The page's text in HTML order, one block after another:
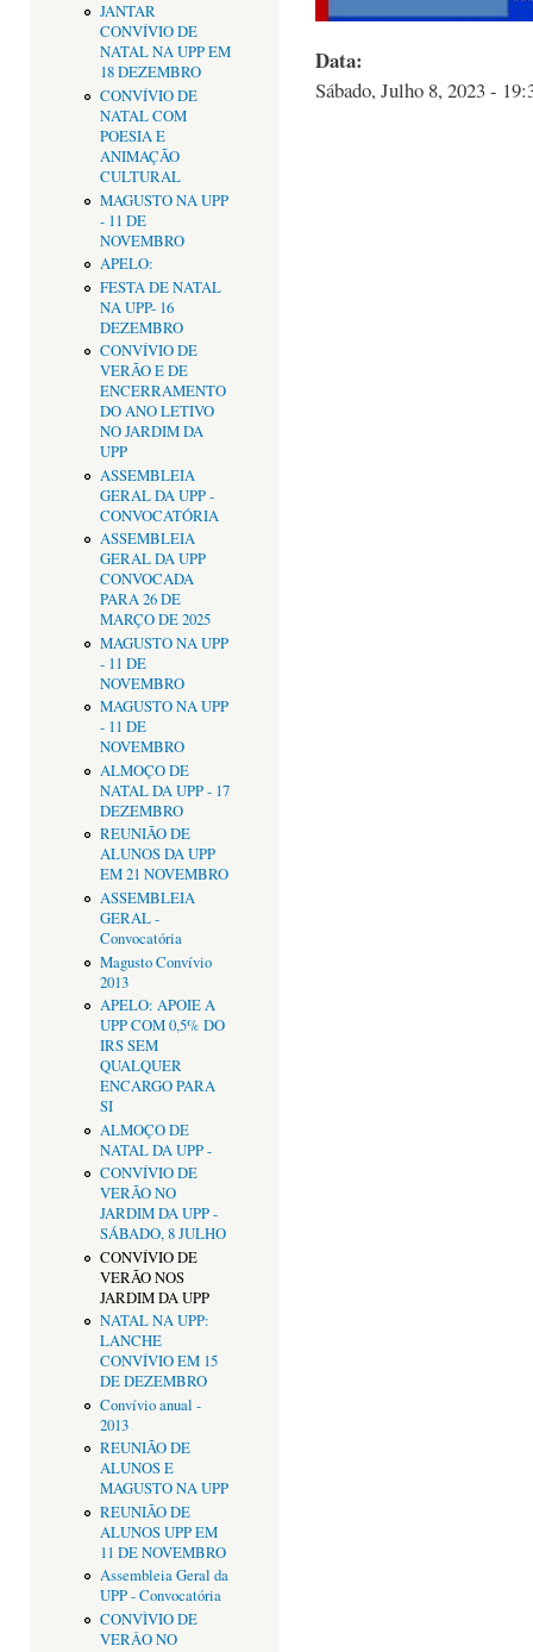
JANTAR
CONVÍVIO DE
NATAL NA UPP EM
18 DEZEMBRO
CONVÍVIO DE
NATAL COM
POESIA E
ANIMAÇÃO
CULTURAL
MAGUSTO NA UPP
- 11 DE
NOVEMBRO
APELO:
FESTA DE NATAL
NA UPP- 16
DEZEMBRO
CONVÍVIO DE
VERÃO E DE
ENCERRAMENTO
DO ANO LETIVO
NO JARDIM DA
UPP
ASSEMBLEIA
GERAL DA UPP -
CONVOCATÓRIA
ASSEMBLEIA
GERAL DA UPP
CONVOCADA
PARA 26 DE
MARÇO DE 2025
MAGUSTO NA UPP
- 11 DE
NOVEMBRO
MAGUSTO NA UPP
- 11 DE
NOVEMBRO
ALMOÇO DE
NATAL DA UPP - 17
DEZEMBRO
REUNIÃO DE
ALUNOS DA UPP
EM 21 NOVEMBRO
ASSEMBLEIA
GERAL -
Convocatória
Magusto Convívio
2013
APELO: APOIE A
UPP COM 0,5% DO
IRS SEM
QUALQUER
ENCARGO PARA
SI
ALMOÇO DE
NATAL DA UPP -
CONVÍVIO DE
VERÃO NO
JARDIM DA UPP -
SÁBADO, 8 JULHO
CONVÍVIO DE
VERÃO NOS
JARDIM DA UPP
NATAL NA UPP:
LANCHE
CONVÍVIO EM 15
DE DEZEMBRO
Convívio anual -
2013
REUNIÃO DE
ALUNOS E
MAGUSTO NA UPP
REUNIÃO DE
ALUNOS UPP EM
11 DE NOVEMBRO
Assembleia Geral da
UPP - Convocatória
CONVÌVIO DE
VERÂO NO
Data:
Sábado, Julho 8, 2023 -